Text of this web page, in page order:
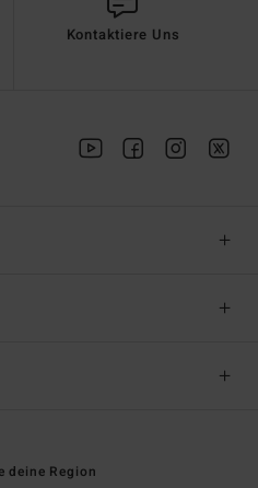
Kontaktiere Uns
deine Region